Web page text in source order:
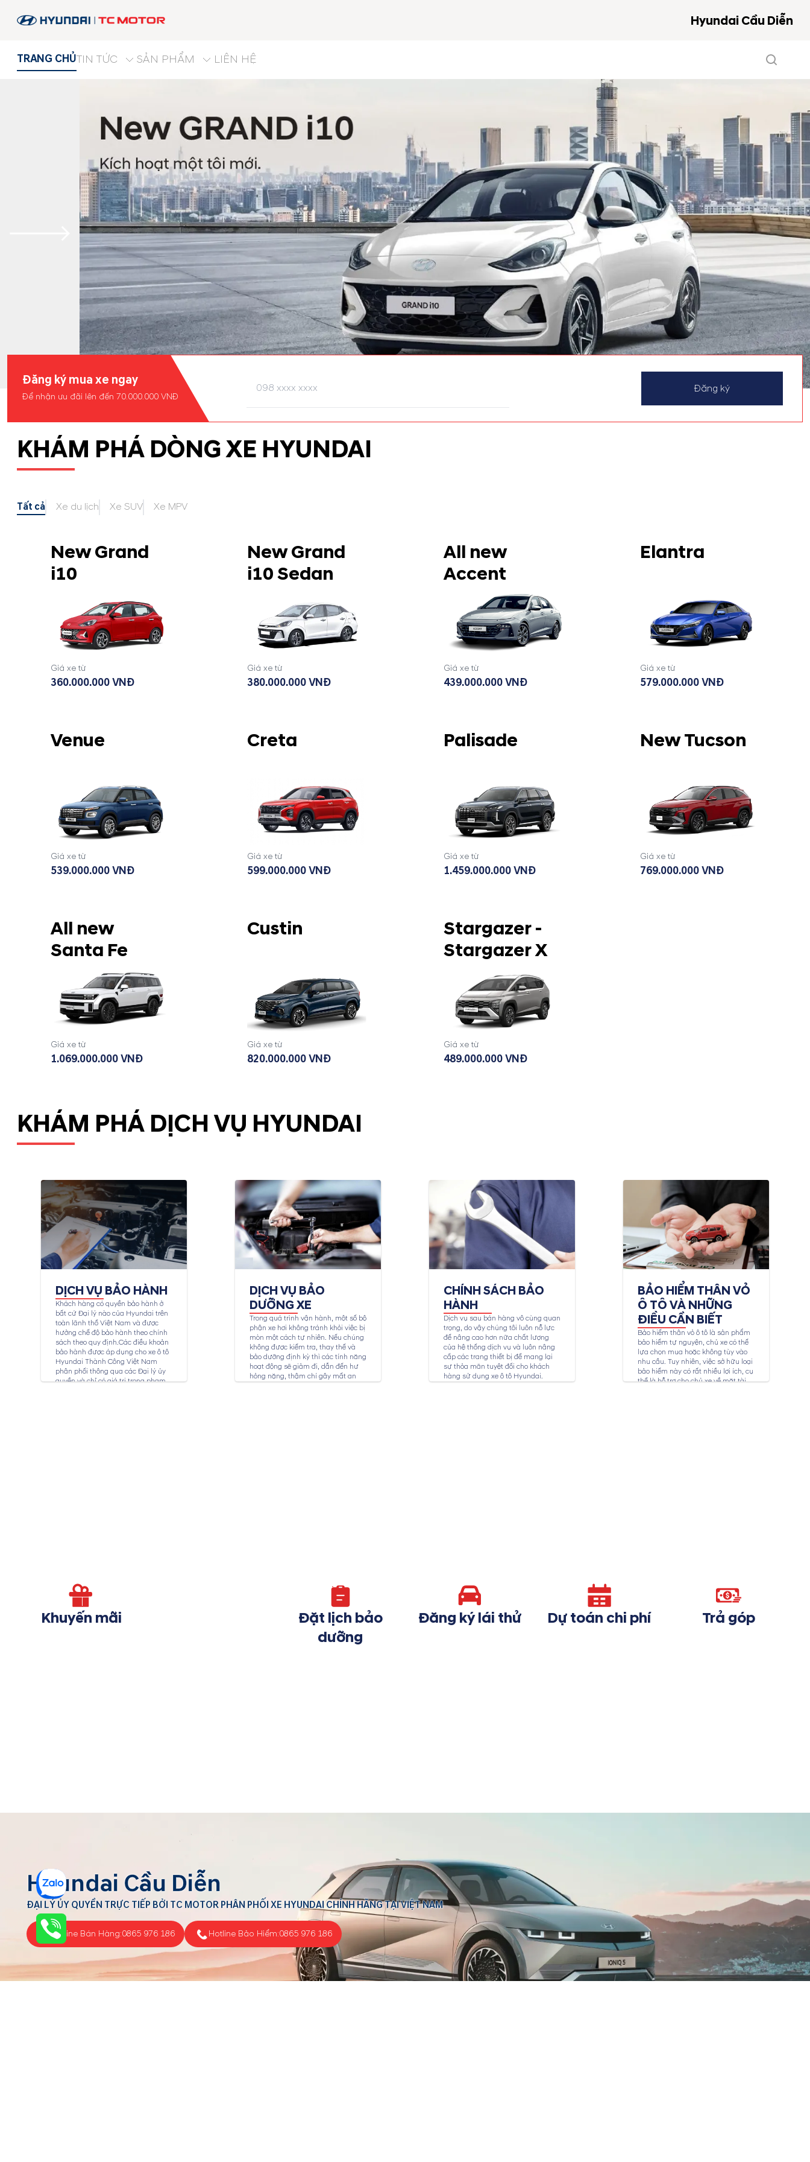
Hyundai Cầu Diễn
TRANG CHỦTIN TỨC SẢN PHẨM LIÊN HỆ
Đăng ký mua xe ngay
Để nhận ưu đãi lên đến 70.000.000 VNĐ
Đăng ký
KHÁM PHÁ DÒNG XE HYUNDAI
Tất cả Xe du lịch Xe SUV Xe MPV
New Grand
i10
Giá xe từ
360.000.000 VNĐ
New Grand
i10 Sedan
Giá xe từ
380.000.000 VNĐ
All new
Accent
Giá xe từ
439.000.000 VNĐ
Elantra
Giá xe từ
579.000.000 VNĐ
Venue
Giá xe từ
539.000.000 VNĐ
Creta
Giá xe từ
599.000.000 VNĐ
Palisade
Giá xe từ
1.459.000.000 VNĐ
New Tucson
Giá xe từ
769.000.000 VNĐ
All new
Santa Fe
Giá xe từ
1.069.000.000 VNĐ
Custin
Giá xe từ
820.000.000 VNĐ
Stargazer -
Stargazer X
Giá xe từ
489.000.000 VNĐ
KHÁM PHÁ DỊCH VỤ HYUNDAI
DỊCH VỤ BẢO HÀNH
Khách hàng có quyền bảo hành ở
bất cứ Đại lý nào của Hyundai trên
toàn lãnh thổ Việt Nam và được
hưởng chế độ bảo hành theo chính
sách theo quy định.Các điều khoản
bảo hành được áp dụng cho xe ô tô
Hyundai Thành Công Việt Nam
phân phối thông qua các Đại lý ủy
quyền và chỉ có giá trị trong phạm
DỊCH VỤ BẢO
DƯỠNG XE
Trong quá trình vận hành, một số bộ
phận xe hơi không tránh khỏi việc bị
mòn một cách tự nhiên. Nếu chúng
không được kiểm tra, thay thế và
bảo dưỡng định kỳ thì các tính năng
hoạt động sẽ giảm đi, dẫn đến hư
hỏng nặng, thậm chí gây mất an
CHÍNH SÁCH BẢO
HÀNH
Dịch vụ sau bán hàng vô cùng quan
trọng, do vậy chúng tôi luôn nỗ lực
để nâng cao hơn nữa chất lượng
của hệ thống dịch vụ và luôn nâng
cấp các trang thiết bị để mang lại
sự thỏa mãn tuyệt đối cho khách
hàng sử dụng xe ô tô Hyundai.
BẢO HIỂM THÂN VỎ
Ô TÔ VÀ NHỮNG
ĐIỀU CẦN BIẾT
Bảo hiểm thân vỏ ô tô là sản phẩm
bảo hiểm tự nguyện, chủ xe có thể
lựa chọn mua hoặc không tùy vào
nhu cầu. Tuy nhiên, việc sở hữu loại
bảo hiểm này có rất nhiều lợi ích, cụ
thể là hỗ trợ cho chủ xe về mặt tài
Khuyến mãi
Đặt lịch bảo
dưỡng
Đăng ký lái thử Dự toán chi phí Trả góp
Hyundai Cầu Diễn
ĐẠI LÝ ỦY QUYỀN TRỰC TIẾP BỞI TC MOTOR PHÂN PHỐI XE HYUNDAI CHÍNH HÃNG TẠI VIỆT NAM
Hotline Bán Hàng:0865 976 186 Hotline Bảo Hiểm:0865 976 186